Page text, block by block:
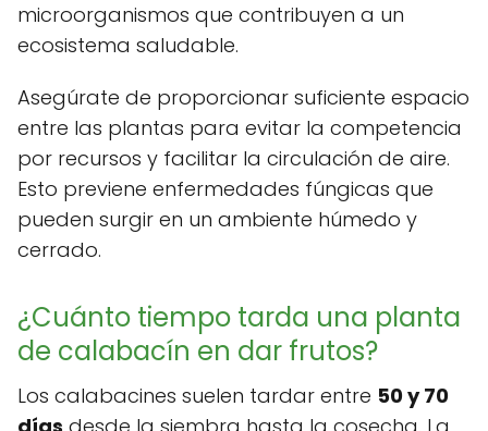
microorganismos que contribuyen a un
ecosistema saludable.
Asegúrate de proporcionar suficiente espacio
entre las plantas para evitar la competencia
por recursos y facilitar la circulación de aire.
Esto previene enfermedades fúngicas que
pueden surgir en un ambiente húmedo y
cerrado.
¿Cuánto tiempo tarda una planta
de calabacín en dar frutos?
Los calabacines suelen tardar entre 50 y 70